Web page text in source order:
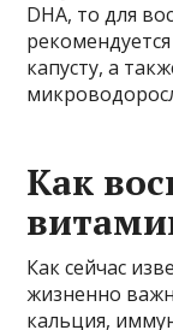
DHA, то для
капусту, а
Как
Как сейчас
жизненно
кальция,